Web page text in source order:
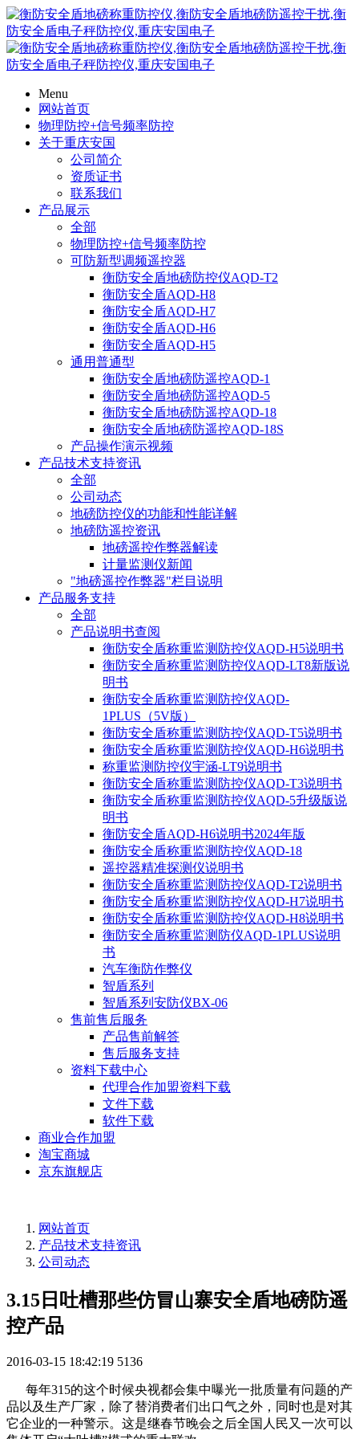
Menu
网站首页
物理防控+信号频率防控
关于重庆安国
公司简介
资质证书
联系我们
产品展示
全部
物理防控+信号频率防控
可防新型调频遥控器
衡防安全盾地磅防控仪AQD-T2
衡防安全盾AQD-H8
衡防安全盾AQD-H7
衡防安全盾AQD-H6
衡防安全盾AQD-H5
通用普通型
衡防安全盾地磅防遥控AQD-1
衡防安全盾地磅防遥控AQD-5
衡防安全盾地磅防遥控AQD-18
衡防安全盾地磅防遥控AQD-18S
产品操作演示视频
产品技术支持资讯
全部
公司动态
地磅防控仪的功能和性能详解
地磅防遥控资讯
地磅遥控作弊器解读
计量监测仪新闻
"地磅遥控作弊器"栏目说明
产品服务支持
全部
产品说明书查阅
衡防安全盾称重监测防控仪AQD-H5说明书
衡防安全盾称重监测防控仪AQD-LT8新版说
明书
衡防安全盾称重监测防控仪AQD-
1PLUS（5V版）
衡防安全盾称重监测防控仪AQD-T5说明书
衡防安全盾称重监测防控仪AQD-H6说明书
称重监测防控仪宇涵-LT9说明书
衡防安全盾称重监测防控仪AQD-T3说明书
衡防安全盾称重监测防控仪AQD-5升级版说
明书
衡防安全盾AQD-H6说明书2024年版
衡防安全盾称重监测防控仪AQD-18
遥控器精准探测仪说明书
衡防安全盾称重监测防控仪AQD-T2说明书
衡防安全盾称重监测防控仪AQD-H7说明书
衡防安全盾称重监测防控仪AQD-H8说明书
衡防安全盾称重监测防仪AQD-1PLUS说明
书
汽车衡防作弊仪
智盾系列
智盾系列安防仪BX-06
售前售后服务
产品售前解答
售后服务支持
资料下载中心
代理合作加盟资料下载
文件下载
软件下载
商业合作加盟
淘宝商城
京东旗舰店
网站首页
产品技术支持资讯
公司动态
3.15日吐槽那些仿冒山寨安全盾地磅防遥
控产品
2016-03-15 18:42:19 5136
每年315的这个时候央视都会集中曝光一批质量有问题的产
品以及生产厂家，除了替消费者们出口气之外，同时也是对其
它企业的一种警示。这是继春节晚会之后全国人民又一次可以